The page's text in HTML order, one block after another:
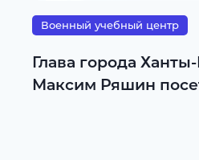
Военный учебный центр
Глава города
Максим Ряшин